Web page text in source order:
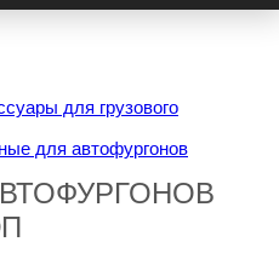
для грузового
для автофургонов